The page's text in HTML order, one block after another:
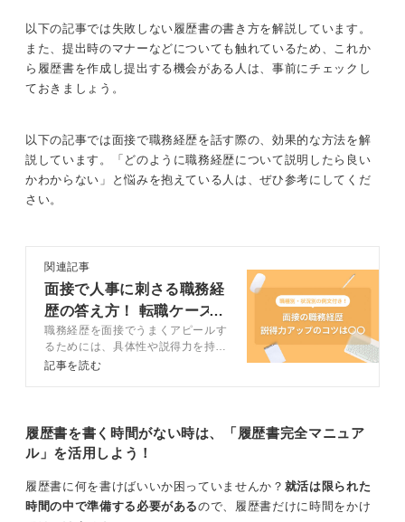
通帳・年金記録・源泉徴収票などを手掛かりに職歴
は必ず再確認できる
調べ方としてはお給料が振り込まれていた通帳を確認す
る、ハローワークで雇用保険の情報から確認するなどの
方法があるでしょう。
アルバイトのような経歴については省いても良いと思い
ます。アルバイトだとしても、転職活動をする上でアピ
いて質問があると思います。
たとえば「子育て期間としてお休みをしていました」
「家族の事情で仕事をお休みしていました」など理由を
話せる様にしておきましょう。
以下の記事では失敗しない履歴書の書き方を解説しています。
また、提出時のマナーなどについても触れているため、これか
ら履歴書を作成し提出する機会がある人は、事前にチェックし
ておきましょう。
以下の記事では面接で職務経歴を話す際の、効果的な方法を解
説しています。「どのように職務経歴について説明したら良い
かわからない」と悩みを抱えている人は、ぜひ参考にしてくだ
さい。
関連記事
面接で人事に刺さる職務経
歴の答え方！ 転職ケース
別の7例文付き
職務経歴を面接でうまくアピールす
るためには、具体性や説得力を持た
せて、わかりやすく伝えることが重
します。企業に貢献できる人材であ
ることをアピールするために、ぜひ
参考にして効果的な内容に仕上げま
記事を読む
履歴書を書く時間がない時は、「履歴書完全マニュア
ル」を活用しよう！
履歴書に何を書けばいいか困っていませんか？ 就活は限られた
時間の中で準備する必要があるので、履歴書だけに時間をかけ